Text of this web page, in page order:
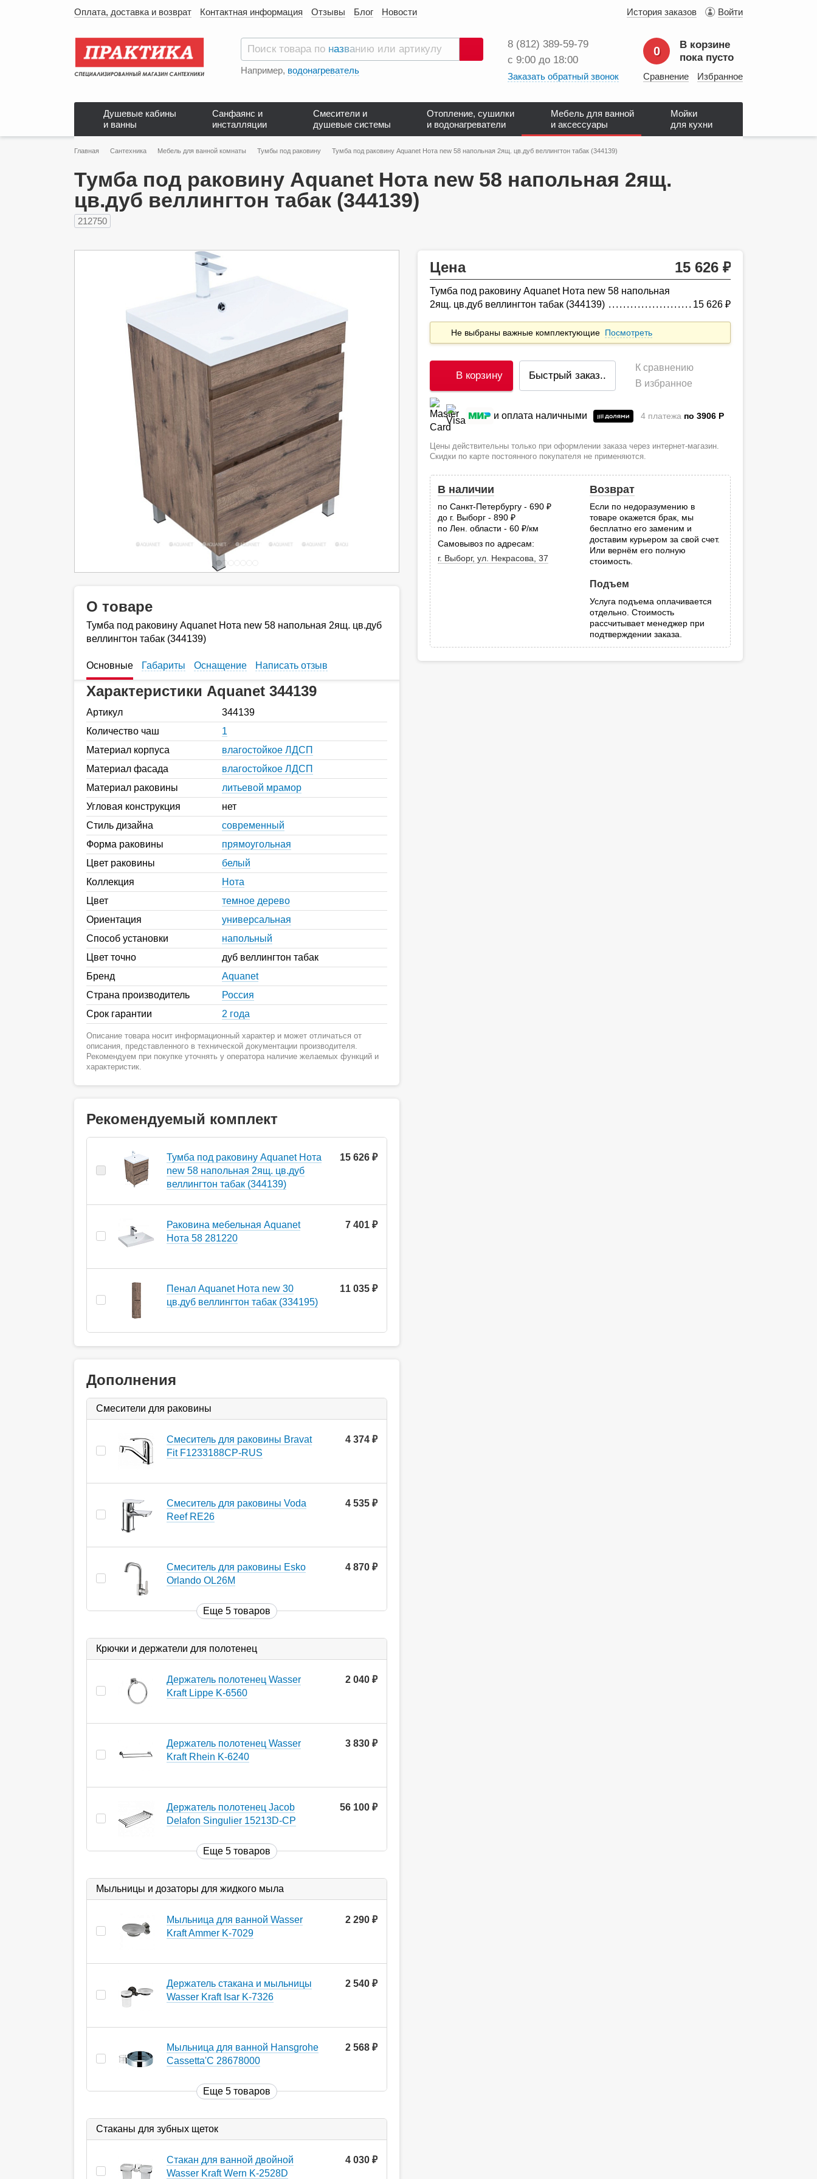
Оплата, доставка и возврат Контактная информация Отзывы Блог Новости История заказов Войти
Поиск
Например, водонагреватель
8 (812) 389‑59‑79
с 9:00 до 18:00
Заказать обратный звонок
0
В корзине
пока пусто
Сравнение Избранное
Душевые кабины
и ванны
Санфаянс и
инсталляции
Смесители и
душевые системы
Отопление, сушилки
и водонагреватели
Мебель для ванной
и аксессуары
Мойки
для кухни
Главная Сантехника Мебель для ванной комнаты Тумбы под раковину Тумба под раковину Aquanet Нота new 58 напольная 2ящ. цв.дуб веллингтон табак (344139)
Тумба под раковину Aquanet Нота new 58 напольная 2ящ.
цв.дуб веллингтон табак (344139)
212750
Цена 15 626
Тумба под раковину Aquanet Нота new 58 напольная
2ящ. цв.дуб веллингтон табак (344139)
15 626
Не выбраны важные комплектующие Посмотреть
В корзину Быстрый заказ..
К сравнению
В избранное
и оплата наличными 4 платежа по 3906 P
Цены действительны только при оформлении заказа через интернет-магазин.
Скидки по карте постоянного покупателя не применяются.
В наличии
по Санкт-Петербургу - 690
до г. Выборг - 890
по Лен. области - 60
руб.
/км
Самовывоз по адресам:
г. Выборг, ул. Некрасова, 37
Возврат
Если по недоразумению в
товаре окажется брак, мы
бесплатно его заменим и
доставим курьером за свой счет.
Или вернём его полную
стоимость.
Подъем
Услуга подъема оплачивается
отдельно. Стоимость
рассчитывает менеджер при
подтверждении заказа.
О товаре
Тумба под раковину Aquanet Нота new 58 напольная 2ящ. цв.дуб
веллингтон табак (344139)
Основные Габариты Оснащение Написать отзыв
Характеристики Aquanet 344139
Артикул
344139
Количество чаш
1
Материал корпуса
влагостойкое ЛДСП
Материал фасада
влагостойкое ЛДСП
Материал раковины
литьевой мрамор
Угловая конструкция
нет
Стиль дизайна
современный
Форма раковины
прямоугольная
Цвет раковины
белый
Коллекция
Нота
Цвет
темное дерево
Ориентация
универсальная
Способ установки
напольный
Цвет точно
дуб веллингтон табак
Бренд
Aquanet
Страна производитель
Россия
Срок гарантии
2 года
Описание товара носит информационный характер и может отличаться от
описания, представленного в технической документации производителя.
Рекомендуем при покупке уточнять у оператора наличие желаемых функций и
характеристик.
Рекомендуемый комплект
Тумба под раковину Aquanet Нота
new 58 напольная 2ящ. цв.дуб
веллингтон табак (344139)
15 626 ₽
Раковина мебельная Aquanet
Нота 58 281220
7 401 ₽
Пенал Aquanet Нота new 30
цв.дуб веллингтон табак (334195)
11 035 ₽
Дополнения
Смесители для раковины
Смеситель для раковины Bravat
Fit F1233188CP-RUS
4 374
Смеситель для раковины Voda
Reef RE26
4 535
Смеситель для раковины Esko
Orlando OL26M
4 870
Еще 5 товаров
Крючки и держатели для полотенец
Держатель полотенец Wasser
Kraft Lippe K-6560
2 040
Держатель полотенец Wasser
Kraft Rhein K-6240
3 830
Держатель полотенец Jacob
Delafon Singulier 15213D-CP
56 100
Еще 5 товаров
Мыльницы и дозаторы для жидкого мыла
Мыльница для ванной Wasser
Kraft Ammer K-7029
2 290
Держатель стакана и мыльницы
Wasser Kraft Isar K-7326
2 540
Мыльница для ванной Hansgrohe
Cassetta'C 28678000
2 568
Еще 5 товаров
Стаканы для зубных щеток
Стакан для ванной двойной
Wasser Kraft Wern K-2528D
4 030